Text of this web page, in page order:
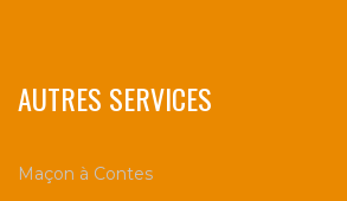
AUTRES SERVICES
Maçon à Contes